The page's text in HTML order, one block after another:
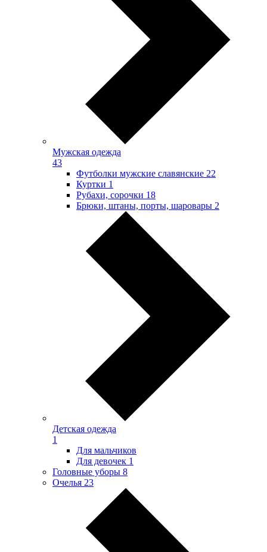
Мужская одежда
43
Футболки мужские славянские 22
Куртки 1
Рубахи, сорочки 18
Брюки, штаны, порты, шаровары 2
Детская одежда
1
Для мальчиков
Для девочек 1
Головные уборы 8
Очелья 23